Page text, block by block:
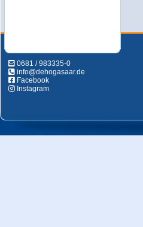
0681 / 983335-0
info@dehogasaar.de
Facebook
Instagram